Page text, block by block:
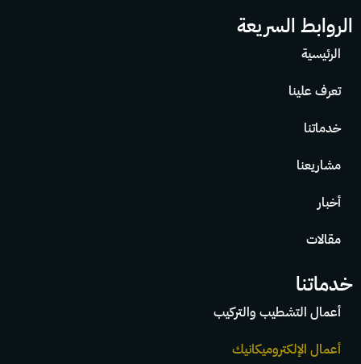
الروابط السريعة
الرئيسية
تعرف علينا
خدماتنا
مشاريعنا
أخبار
مقالات
خدماتنا
أعمال التشطيب والتركيب
أعمال الإلكتروميكانيك